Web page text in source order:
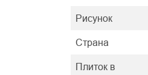
Рисунок
Страна
Плиток в